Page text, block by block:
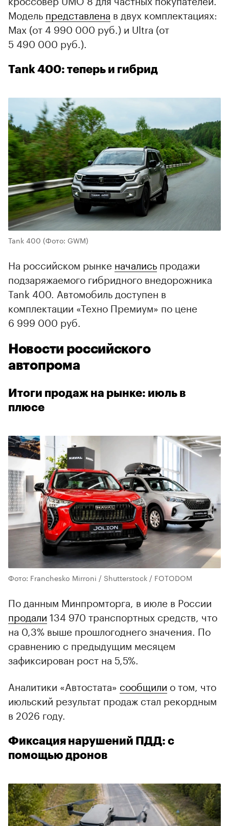
Модель представлена в двух комплектациях:
Max (от 4 990 000 руб.) и Ultra (от
5 490 000 руб.).
Tank 400: теперь и гибрид
Tank 400 (Фото: GWM)
На российском рынке начались продажи
подзаряжаемого гибридного внедорожника
Tank 400. Автомобиль доступен в
комплектации «Техно Премиум» по цене
6 999 000 руб.
Новости российского
автопрома
Итоги продаж на рынке: июль в
плюсе
Фото: Franchesko Mirroni / Shutterstock / FOTODOM
По данным Минпромторга, в июле в России
продали 134 970 транспортных средств, что
на 0,3% выше прошлогоднего значения. По
сравнению с предыдущим месяцем
зафиксирован рост на 5,5%.
Аналитики «Автостата» сообщили о том, что
июльский результат продаж стал рекордным
в 2026 году.
Фиксация нарушений ПДД: с
помощью дронов